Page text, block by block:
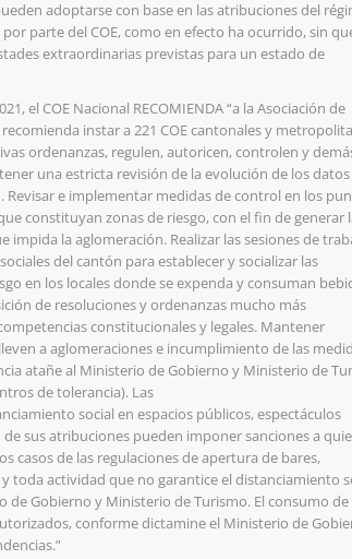
adoptarse con base en las atribuciones del
parte del COE, como en efecto ha ocurrido, sin
extraordinarias previstas para un estado de
el COE Nacional RECOMIENDA “a la Asociación de
instar a 221 COE cantonales y
ordenanzas, regulen, autoricen, controlen y
una estricta revisión de la evolución de los datos
Revisar e implementar medidas de control en los
constituyan zonas de riesgo, con el fin de generar
impida la aglomeración. Realizar las sesiones de
del cantón para establecer y socializar las
en los locales donde se expenda y consuman
de resoluciones y ordenanzas mucho más
constitucionales y legales. Mantener
a aglomeraciones e incumplimiento de las
atañe al Ministerio de Gobierno y Ministerio de
de tolerancia). Las
social en espacios públicos, espectáculos
sus atribuciones pueden imponer sanciones a
casos de las regulaciones de apertura de bares,
toda actividad que no garantice el distanciamiento
de Gobierno y Ministerio de Turismo. El consumo de
conforme dictamine el Ministerio de